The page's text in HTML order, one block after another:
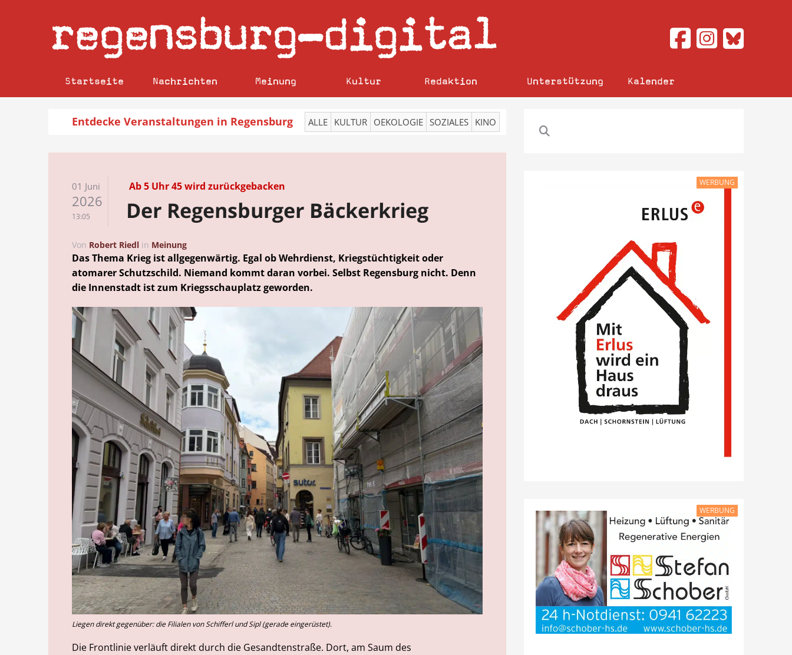
regensburg–digital
Startseite Nachrichten Meinung Kultur Redaktion Unterstützung Kalender
Entdecke Veranstaltungen in Regensburg ALLE KULTUR OEKOLOGIE SOZIALES KINO
01 Juni
2026
13:05
Ab 5 Uhr 45 wird zurückgebacken
Der Regensburger Bäckerkrieg
Von Robert Riedl in Meinung
Das Thema Krieg ist allgegenwärtig. Egal ob Wehrdienst, Kriegstüchtigkeit oder
atomarer Schutzschild. Niemand kommt daran vorbei. Selbst Regensburg nicht. Denn
die Innenstadt ist zum Kriegsschauplatz geworden.
Liegen direkt gegenüber: die Filialen von Schifferl und Sipl (gerade eingerüstet).
Die Frontlinie verläuft direkt durch die Gesandtenstraße. Dort, am Saum des
WERBUNG
WERBUNG